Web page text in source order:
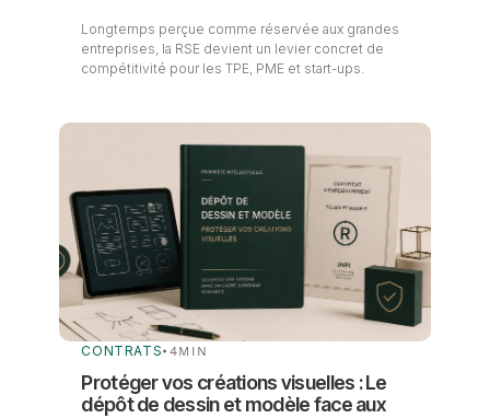
Longtemps perçue comme réservée aux grandes
entreprises, la RSE devient un levier concret de
compétitivité pour les TPE, PME et start-ups.
CONTRATS• 4MIN
Protéger vos créations visuelles : Le
dépôt de dessin et modèle face aux